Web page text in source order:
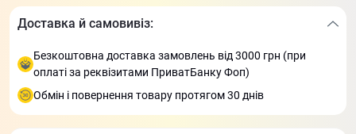
Доставка й самовивіз:
Безкоштовна доставка замовлень від 3000 грн (при
оплаті за реквізитами ПриватБанку Фоп)
Обмін і повернення товару протягом 30 днів